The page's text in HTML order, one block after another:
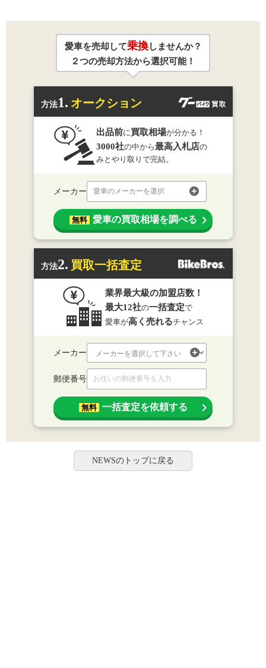
愛車を売却して乗換しませんか？
２つの売却方法から選択可能！
方法1. オークション
出品前に買取相場が分かる！
3000社の中から最高入札店の
みとやり取りで完結。
メーカー 愛車のメーカーを選択
無料 愛車の買取相場を調べる
方法2. 買取一括査定
業界最大級の加盟店数！
最大12社の一括査定で
愛車が高く売れるチャンス
メーカー
郵便番号
無料 一括査定を依頼する
NEWSのトップに戻る